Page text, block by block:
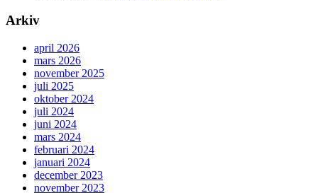
Arkiv
april 2026
mars 2026
november 2025
juli 2025
oktober 2024
juli 2024
juni 2024
mars 2024
februari 2024
januari 2024
december 2023
november 2023